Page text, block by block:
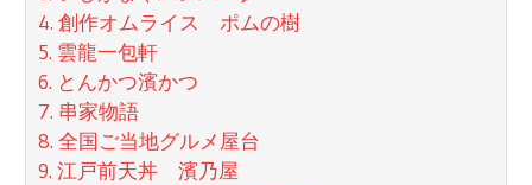
4. 創作オムライス ポムの樹
5. 雲龍一包軒
6. とんかつ濱かつ
7. 串家物語
8. 全国ご当地グルメ屋台
9. 江戸前天丼 濱乃屋